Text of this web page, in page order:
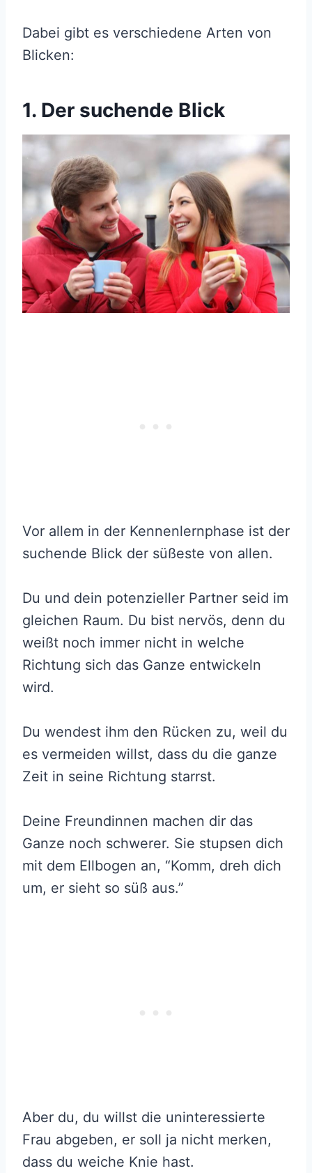
Dabei gibt es verschiedene Arten von
Blicken:
1. Der suchende Blick
Vor allem in der Kennenlernphase ist der
suchende Blick der süßeste von allen.
Du und dein potenzieller Partner seid im
gleichen Raum. Du bist nervös, denn du
weißt noch immer nicht in welche
Richtung sich das Ganze entwickeln
wird.
Du wendest ihm den Rücken zu, weil du
es vermeiden willst, dass du die ganze
Zeit in seine Richtung starrst.
Deine Freundinnen machen dir das
Ganze noch schwerer. Sie stupsen dich
mit dem Ellbogen an, “Komm, dreh dich
um, er sieht so süß aus.”
Aber du, du willst die uninteressierte
Frau abgeben, er soll ja nicht merken,
dass du weiche Knie hast.